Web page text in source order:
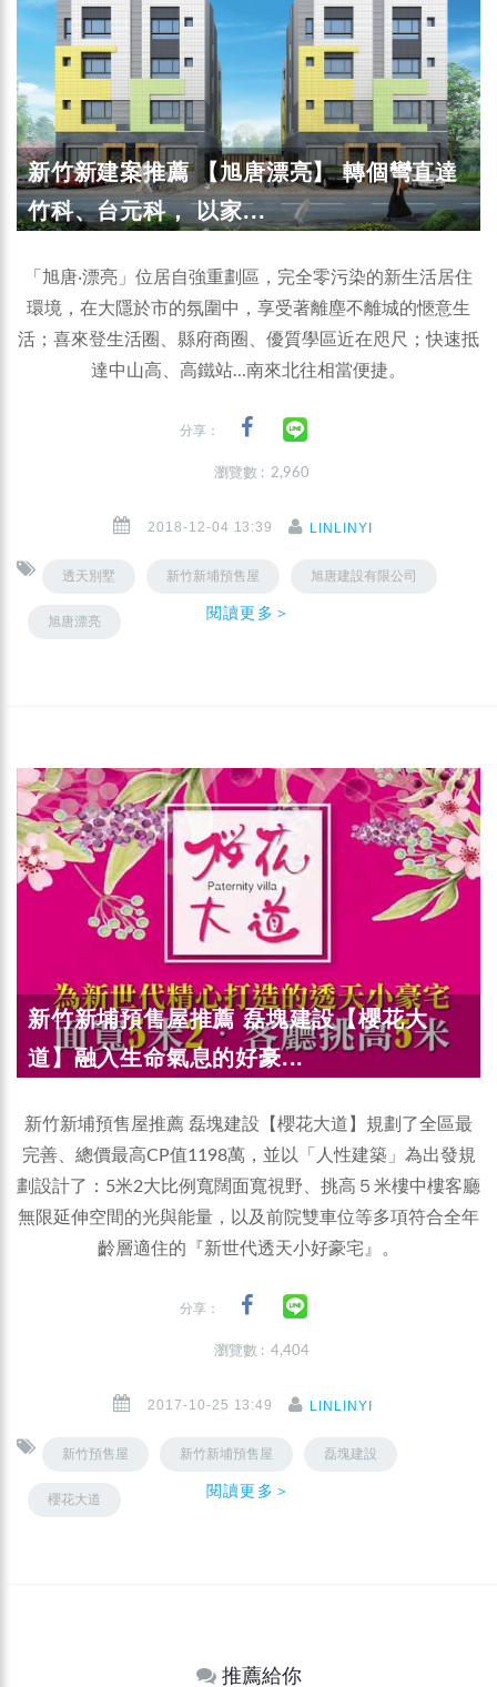
新竹新建案推薦 【旭唐漂亮】 轉個彎直達
竹科、台元科， 以家...
「旭唐‧漂亮」位居自強重劃區，完全零污染的新生活居住
環境，在大隱於市的氛圍中，享受著離塵不離城的愜意生
活；喜來登生活圈、縣府商圈、優質學區近在咫尺；快速抵
達中山高、高鐵站...南來北往相當便捷。
分享：
瀏覽數 : 2,960
2018-12-04 13:39 LINLINYI
透天別墅 新竹新埔預售屋 旭唐建設有限公司
旭唐漂亮 閱讀更多＞
新竹新埔預售屋推薦 磊塊建設【櫻花大
道】融入生命氣息的好豪...
新竹新埔預售屋推薦 磊塊建設【櫻花大道】規劃了全區最
完善、總價最高CP值1198萬，並以「人性建築」為出發規
劃設計了：5米2大比例寬闊面寬視野、挑高５米樓中樓客廳
無限延伸空間的光與能量，以及前院雙車位等多項符合全年
齡層適住的『新世代透天小好豪宅』。
分享：
瀏覽數 : 4,404
2017-10-25 13:49 LINLINYI
新竹預售屋 新竹新埔預售屋 磊塊建設
櫻花大道 閱讀更多＞
推薦給你